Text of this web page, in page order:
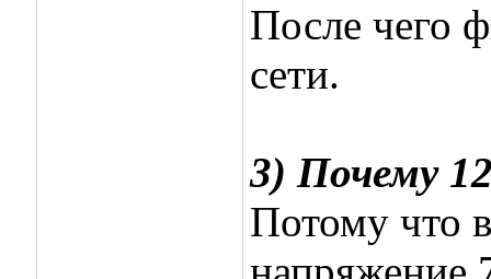
После чего
сети.
3) Почему
Потому что